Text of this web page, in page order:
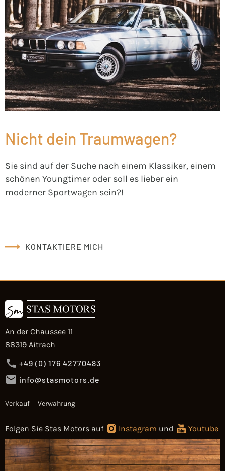
Nicht dein Traumwagen?
Sie sind auf der Suche nach einem Klassiker, einem
schönen Youngtimer oder soll es lieber ein
moderner Sportwagen sein?!
KONTAKTIERE MICH
An der Chaussee 11
88319 Aitrach
+49 (0) 176 42770483
info@stasmotors.de
Verkauf Verwahrung
Folgen Sie Stas Motors auf Instagram und Youtube